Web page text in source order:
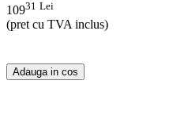
10931 Lei
(pret cu TVA inclus)
Adauga in cos